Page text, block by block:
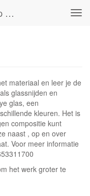
Ria Van Van Rooijen - Workshop Glasfusing
materiaal en leer je de
glassnijden en
glas, een
kleuren. Het is
compositie kunt
naast , op en over
Voor meer informatie
het werk groter te